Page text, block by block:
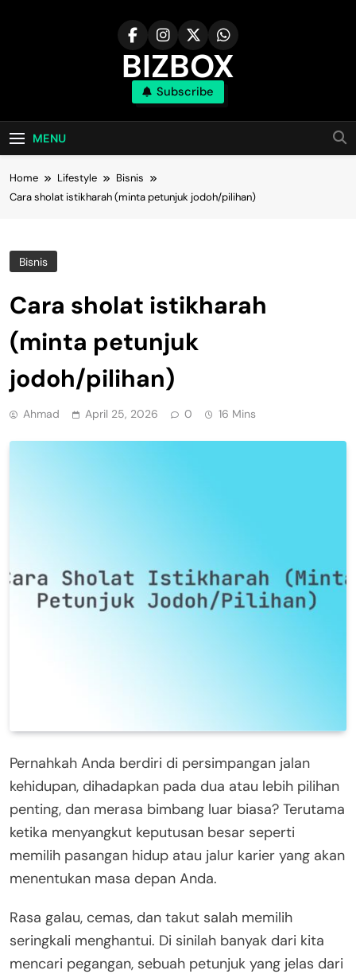
BIZBOX
Bizbox – Media Informasi Terkini
Subscribe
MENU
Home Lifestyle
Bisnis
Cara sholat istikharah (minta petunjuk jodoh/pilihan)
Bisnis
Cara sholat istikharah
(minta petunjuk
jodoh/pilihan)
Ahmad April 25, 2026 0 16 Mins
Pernahkah Anda berdiri di persimpangan jalan
kehidupan, dihadapkan pada dua atau lebih pilihan
penting, dan merasa bimbang luar biasa? Terutama
ketika menyangkut keputusan besar seperti
memilih pasangan hidup atau jalur karier yang akan
menentukan masa depan Anda.
Rasa galau, cemas, dan takut salah memilih
seringkali menghantui. Di sinilah banyak dari kita
mencari pegangan, sebuah petunjuk yang jelas dari